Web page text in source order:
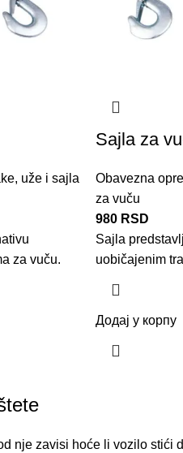
uže i sajla
za vuču.
Sajla za
Obavezna
za vuču
980 RSD
Sajla
uobičajenim
Додај у корпу
nje zavisi hoće li vozilo stići